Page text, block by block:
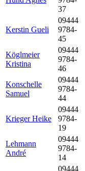
37
Kerstin Gueli
09444
9784-
45
Köglmeier
Kristina
09444
9784-
46
Konschelle
Samuel
09444
9784-
44
Krieger Heike
09444
9784-
19
Lehmann
André
09444
9784-
14
09444